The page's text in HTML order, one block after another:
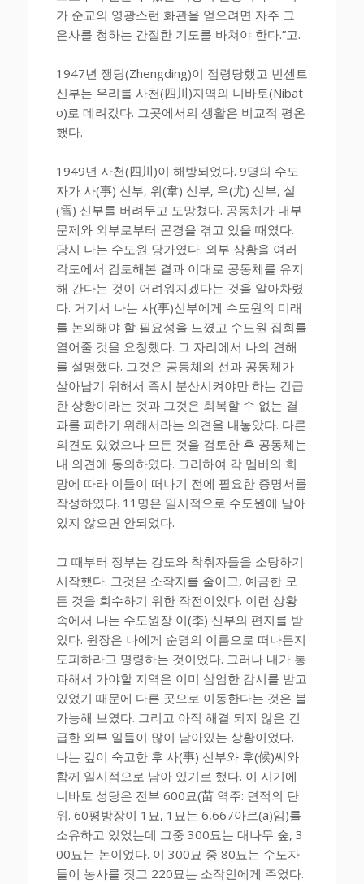
가 순교의 영광스런 화관을 얻으려면 자주 그
은사를 청하는 간절한 기도를 바쳐야 한다.”고.
1947년 쟁딩(Zhengding)이 점령당했고 빈센트
신부는 우리를 사천(四川)지역의 니바토(Nibat
o)로 데려갔다. 그곳에서의 생활은 비교적 평온
했다.
1949년 사천(四川)이 해방되었다. 9명의 수도
자가 사(事) 신부, 위(韋) 신부, 우(尤) 신부, 설
(雪) 신부를 버려두고 도망쳤다. 공동체가 내부
문제와 외부로부터 곤경을 겪고 있을 때였다.
당시 나는 수도원 당가였다. 외부 상황을 여러
각도에서 검토해본 결과 이대로 공동체를 유지
해 간다는 것이 어려워지겠다는 것을 알아차렸
다. 거기서 나는 사(事)신부에게 수도원의 미래
를 논의해야 할 필요성을 느꼈고 수도원 집회를
열어줄 것을 요청했다. 그 자리에서 나의 견해
를 설명했다. 그것은 공동체의 선과 공동체가
살아남기 위해서 즉시 분산시켜야만 하는 긴급
한 상황이라는 것과 그것은 회복할 수 없는 결
과를 피하기 위해서라는 의견을 내놓았다. 다른
의견도 있었으나 모든 것을 검토한 후 공동체는
내 의견에 동의하였다. 그리하여 각 멤버의 희
망에 따라 이들이 떠나기 전에 필요한 증명서를
작성하였다. 11명은 일시적으로 수도원에 남아
있지 않으면 안되었다.
그 때부터 정부는 강도와 착취자들을 소탕하기
시작했다. 그것은 소작지를 줄이고, 예금한 모
든 것을 회수하기 위한 작전이었다. 이런 상황
속에서 나는 수도원장 이(李) 신부의 편지를 받
았다. 원장은 나에게 순명의 이름으로 떠나든지
도피하라고 명령하는 것이었다. 그러나 내가 통
과해서 가야할 지역은 이미 삼엄한 감시를 받고
있었기 때문에 다른 곳으로 이동한다는 것은 불
가능해 보였다. 그리고 아직 해결 되지 않은 긴
급한 외부 일들이 많이 남아있는 상황이었다.
나는 깊이 숙고한 후 사(事) 신부와 후(候)씨와
함께 일시적으로 남아 있기로 했다. 이 시기에
니바토 성당은 전부 600묘(苗 역주: 면적의 단
위. 60평방장이 1묘, 1묘는 6,667아르(a)임)를
소유하고 있었는데 그중 300묘는 대나무 숲, 3
00묘는 논이었다. 이 300묘 중 80묘는 수도자
들이 농사를 짓고 220묘는 소작인에게 주었다.